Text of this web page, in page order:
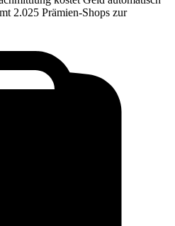
2.025 Prämien-Shops zur